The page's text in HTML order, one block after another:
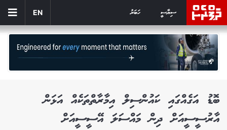
ސިޔާސީ ހަބަރު EN
ބޮޑު އަގެއްގައި ކައުންސިލް އިމާރާތްތަކެއް އަޅަން
އާރުސީސީއަށް ދިން މައްސަލަ އޭސީސީއަށް